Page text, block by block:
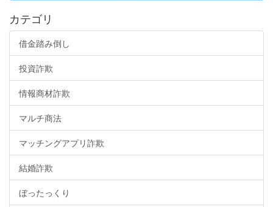
カテゴリ
借金踏み倒し
投資詐欺
情報商材詐欺
マルチ商法
マッチングアプリ詐欺
結婚詐欺
ぼったっくり